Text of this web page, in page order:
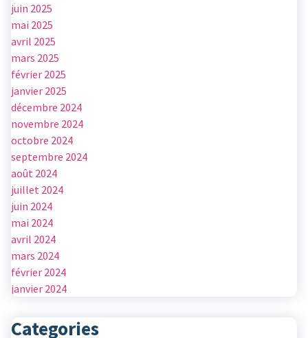
juin 2025
mai 2025
avril 2025
mars 2025
février 2025
janvier 2025
décembre 2024
novembre 2024
octobre 2024
septembre 2024
août 2024
juillet 2024
juin 2024
mai 2024
avril 2024
mars 2024
février 2024
janvier 2024
Categories